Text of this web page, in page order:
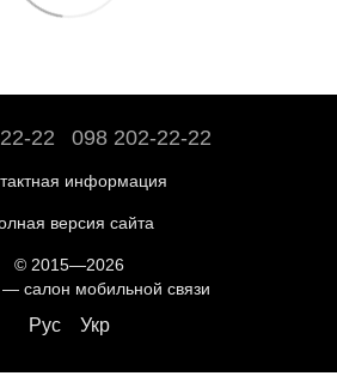
22 098 202-22-22
информация
версия сайта
© 2015—2026
салон мобильной связи
Рус Укр